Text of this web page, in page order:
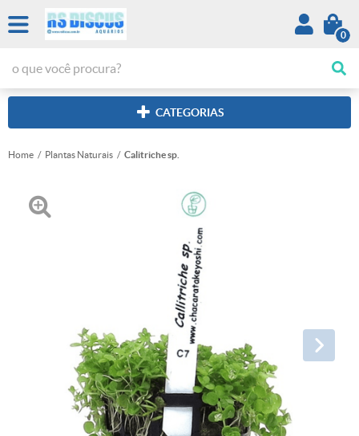
0
CATEGORIAS
Home Plantas Naturais Calitriche sp.